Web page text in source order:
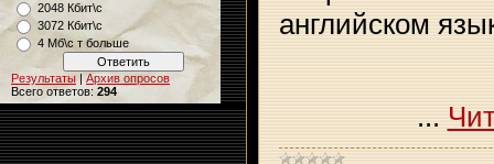
2048 Кбит\с
3072 Кбит\с
4 Мб\с т больше
Результаты |Архив опросов
Всего ответов: 294
английском
...